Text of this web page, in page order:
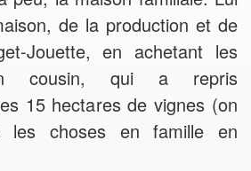
de la production et de
Jouette, en achetant les
cousin, qui a repris
15 hectares de vignes (on
les choses en famille en